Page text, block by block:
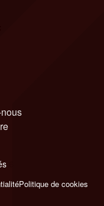
Politique de cookies